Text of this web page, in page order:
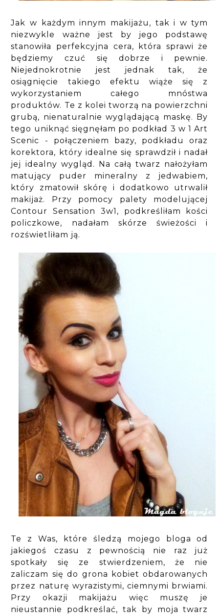
Jak w każdym innym makijażu, tak i w tym
niezwykle ważne jest by jego podstawę
stanowiła perfekcyjna cera, która sprawi że
będziemy czuć się dobrze i pewnie.
Niejednokrotnie jest jednak tak, że
osiągnięcie takiego efektu wiąże się z
wykorzystaniem całego mnóstwa
produktów. Te z kolei tworzą na powierzchni
grubą, nienaturalnie wyglądającą maskę. By
tego uniknąć sięgnęłam po podkład 3 w 1 Art
Scenic - połączeniem bazy, podkładu oraz
korektora, który idealne się sprawdził i nadał
jej idealny wygląd. Na całą twarz nałożyłam
matujący puder mineralny z jedwabiem,
który zmatowił skórę i dodatkowo utrwalił
makijaż. Przy pomocy palety modelującej
Contour Sensation 3w1, podkreśliłam kości
policzkowe, nadałam skórze świeżości i
rozświetliłam ją.
Te z Was, które śledzą mojego bloga od
jakiegoś czasu z pewnością nie raz już
spotkały się ze stwierdzeniem, że nie
zaliczam się do grona kobiet obdarowanych
przez naturę wyrazistymi, ciemnymi brwiami.
Przy okazji makijażu więc muszę je
nieustannie podkreślać, tak by moja twarz